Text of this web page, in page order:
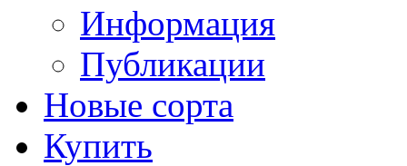
Информация
Публикации
Новые сорта
Купить